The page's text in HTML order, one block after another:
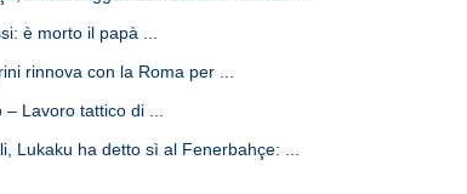
è morto il papà ...
rinnova con la Roma per ...
Lavoro tattico di ...
Lukaku ha detto sì al Fenerbahçe: ...